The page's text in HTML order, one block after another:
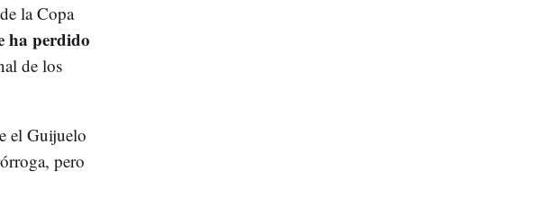
la Copa
ha perdido
de los
el Guijuelo
pero